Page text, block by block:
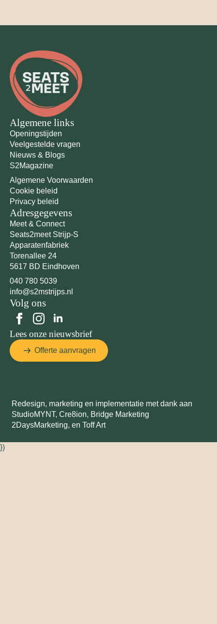
Algemene links
Openingstijden
Veelgestelde vragen
Nieuws & Blogs
S2Magazine
Algemene Voorwaarden
Cookie beleid
Privacy beleid
Adresgegevens
Meet & Connect
Seats2meet Strijp-S
Apparatenfabriek
Torenallee 24
5617 BD Eindhoven
040 780 5039
info@s2mstrijps.nl
Volg ons
Lees onze nieuwsbrief
Offerte aanvragen
Redesign, marketing en implementatie met dank aan
StudioMYNT, Cre8ion, Bridge Marketing
2DaysMarketing, en Toff Art
})